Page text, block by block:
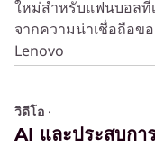
ใหม่สำหรับแฟนบอลที่
จากความน่าเชื่อถือข
Lenovo
วิดีโอ ·
AI และประสบก